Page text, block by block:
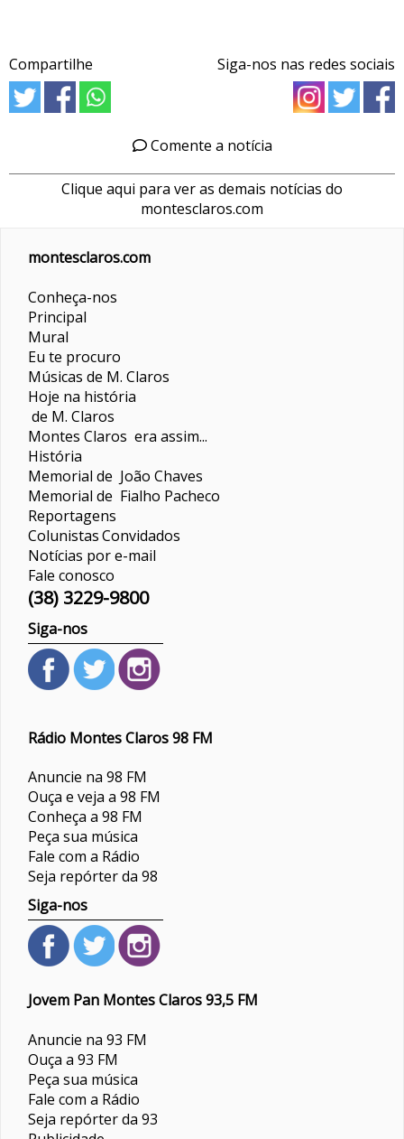
Compartilhe Siga-nos nas redes sociais
Comente a notícia
Clique aqui para ver as demais notícias do
montesclaros.com
montesclaros.com
Conheça-nos
Principal
Mural
Eu te procuro
Músicas de M. Claros
Hoje na história
de M. Claros
Montes Claros era assim...
História
Memorial de João Chaves
Memorial de Fialho Pacheco
Reportagens
ColunistasConvidados
Notícias por e-mail
Fale conosco
(38) 3229-9800
Siga-nos
Rádio Montes Claros 98 FM
Anuncie na 98 FM
Ouça e veja a 98 FM
Conheça a 98 FM
Peça sua música
Fale com a Rádio
Seja repórter da 98
Siga-nos
Jovem Pan Montes Claros 93,5 FM
Anuncie na 93 FM
Ouça a 93 FM
Peça sua música
Fale com a Rádio
Seja repórter da 93